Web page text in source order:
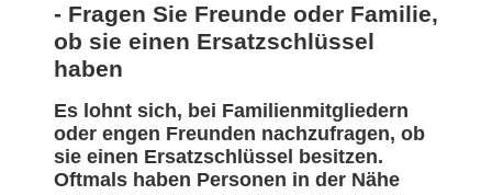
- Fragen Sie Freunde oder Familie,
ob sie einen Ersatzschlüssel
haben
Es lohnt sich, bei Familienmitgliedern
oder engen Freunden nachzufragen, ob
sie einen Ersatzschlüssel besitzen.
Oftmals haben Personen in der Nähe